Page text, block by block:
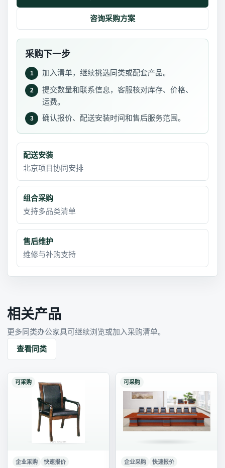
咨询采购方案
采购下一步
1 加入清单，继续挑选同类或配套产品。
2
提交数量和联系信息，客服核对库存、价格、
运费。
3 确认报价、配送安装时间和售后服务范围。
配送安装
北京项目协同安排
组合采购
支持多品类清单
售后维护
维修与补购支持
相关产品
更多同类办公家具可继续浏览或加入采购清单。
查看同类
可采购
企业采购 快速报价
可采购
企业采购 快速报价